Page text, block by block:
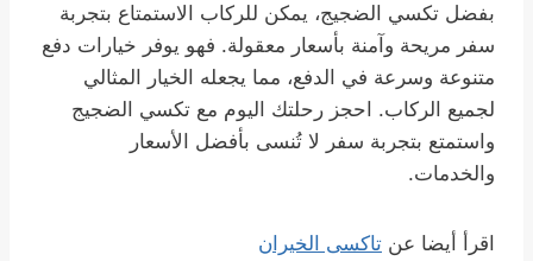
بفضل تكسي الضجيج، يمكن للركاب الاستمتاع بتجربة
سفر مريحة وآمنة بأسعار معقولة. فهو يوفر خيارات دفع
متنوعة وسرعة في الدفع، مما يجعله الخيار المثالي
لجميع الركاب. احجز رحلتك اليوم مع تكسي الضجيج
واستمتع بتجربة سفر لا تُنسى بأفضل الأسعار
والخدمات.
اقرأ أيضا عن تاكسى الخيران